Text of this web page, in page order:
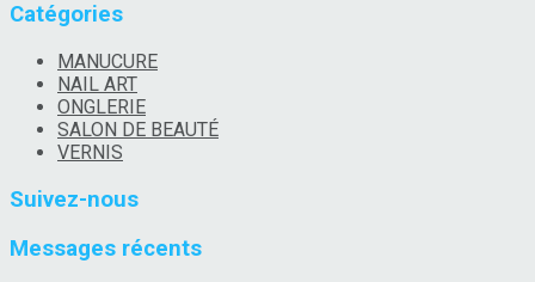
Catégories
MANUCURE
NAIL ART
ONGLERIE
SALON DE BEAUTÉ
VERNIS
Suivez-nous
Messages récents